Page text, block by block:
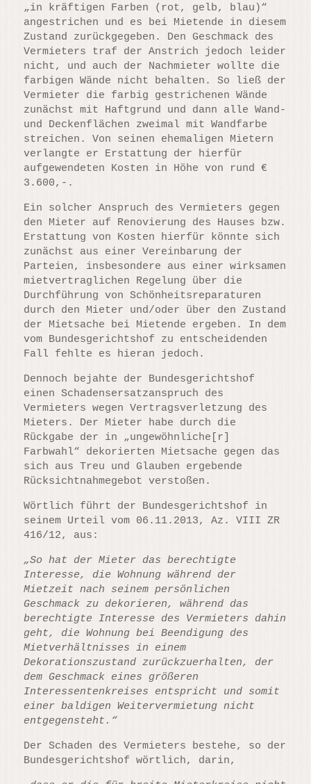
„in kräftigen Farben (rot, gelb, blau)“
angestrichen und es bei Mietende in diesem
Zustand zurückgegeben. Den Geschmack des
Vermieters traf der Anstrich jedoch leider
nicht, und auch der Nachmieter wollte die
farbigen Wände nicht behalten. So ließ der
Vermieter die farbig gestrichenen Wände
zunächst mit Haftgrund und dann alle Wand-
und Deckenflächen zweimal mit Wandfarbe
streichen. Von seinen ehemaligen Mietern
verlangte er Erstattung der hierfür
aufgewendeten Kosten in Höhe von rund €
3.600,-.
Ein solcher Anspruch des Vermieters gegen
den Mieter auf Renovierung des Hauses bzw.
Erstattung von Kosten hierfür könnte sich
zunächst aus einer Vereinbarung der
Parteien, insbesondere aus einer wirksamen
mietvertraglichen Regelung über die
Durchführung von Schönheitsreparaturen
durch den Mieter und/oder über den Zustand
der Mietsache bei Mietende ergeben. In dem
vom Bundesgerichtshof zu entscheidenden
Fall fehlte es hieran jedoch.
Dennoch bejahte der Bundesgerichtshof
einen Schadensersatzanspruch des
Vermieters wegen Vertragsverletzung des
Mieters. Der Mieter habe durch die
Rückgabe der in „ungewöhnliche[r]
Farbwahl“ dekorierten Mietsache gegen das
sich aus Treu und Glauben ergebende
Rücksichtnahmegebot verstoßen.
Wörtlich führt der Bundesgerichtshof in
seinem Urteil vom 06.11.2013, Az. VIII ZR
416/12, aus:
„So hat der Mieter das berechtigte
Interesse, die Wohnung während der
Mietzeit nach seinem persönlichen
Geschmack zu dekorieren, während das
berechtigte Interesse des Vermieters dahin
geht, die Wohnung bei Beendigung des
Mietverhältnisses in einem
Dekorationszustand zurückzuerhalten, der
dem Geschmack eines größeren
Interessentenkreises entspricht und somit
einer baldigen Weitervermietung nicht
entgegensteht.“
Der Schaden des Vermieters bestehe, so der
Bundesgerichtshof wörtlich, darin,